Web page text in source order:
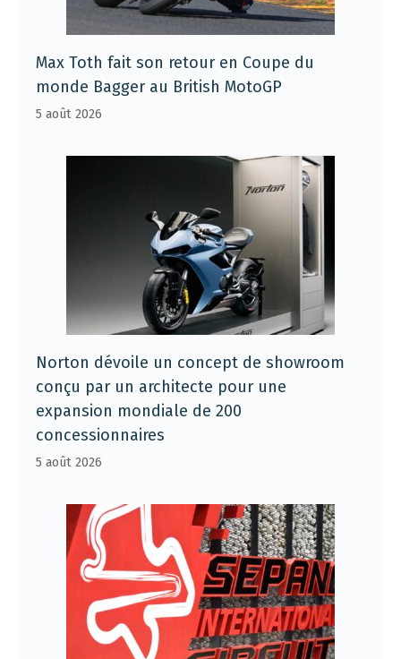
Max Toth fait son retour en Coupe du
monde Bagger au British MotoGP
5 août 2026
Norton dévoile un concept de showroom
conçu par un architecte pour une
expansion mondiale de 200
concessionnaires
5 août 2026